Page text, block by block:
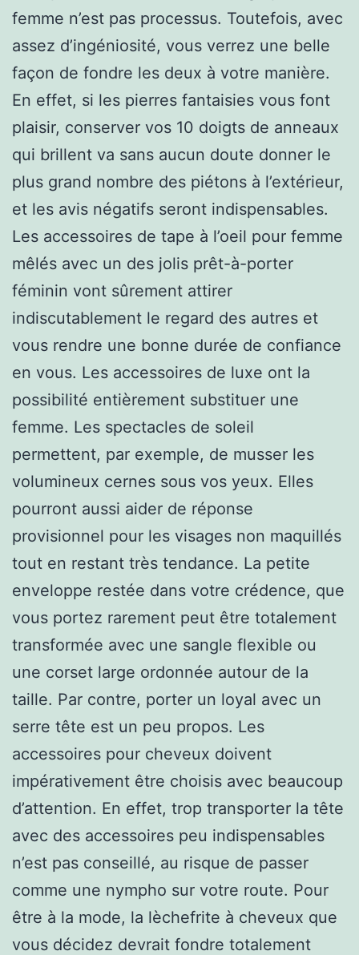
femme n’est pas processus. Toutefois, avec
assez d’ingéniosité, vous verrez une belle
façon de fondre les deux à votre manière.
En effet, si les pierres fantaisies vous font
plaisir, conserver vos 10 doigts de anneaux
qui brillent va sans aucun doute donner le
plus grand nombre des piétons à l’extérieur,
et les avis négatifs seront indispensables.
Les accessoires de tape à l’oeil pour femme
mêlés avec un des jolis prêt-à-porter
féminin vont sûrement attirer
indiscutablement le regard des autres et
vous rendre une bonne durée de confiance
en vous. Les accessoires de luxe ont la
possibilité entièrement substituer une
femme. Les spectacles de soleil
permettent, par exemple, de musser les
volumineux cernes sous vos yeux. Elles
pourront aussi aider de réponse
provisionnel pour les visages non maquillés
tout en restant très tendance. La petite
enveloppe restée dans votre crédence, que
vous portez rarement peut être totalement
transformée avec une sangle flexible ou
une corset large ordonnée autour de la
taille. Par contre, porter un loyal avec un
serre tête est un peu propos. Les
accessoires pour cheveux doivent
impérativement être choisis avec beaucoup
d’attention. En effet, trop transporter la tête
avec des accessoires peu indispensables
n’est pas conseillé, au risque de passer
comme une nympho sur votre route. Pour
être à la mode, la lèchefrite à cheveux que
vous décidez devrait fondre totalement